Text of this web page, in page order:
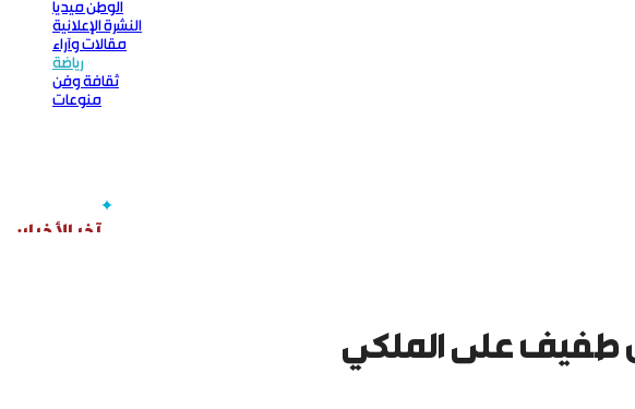
الوطن ميديا
النشرة الإعلانية
مقالات وآراء
رياضة
ثقافة وفن
منوعات
طفيف على الملكي